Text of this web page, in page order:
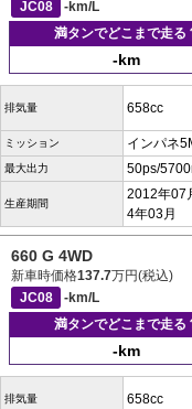
JC08
-km/L
満タンでどこまで走る
-km
排気量 658cc
ミッション インパネ
最大出力 50ps/
生産期間
2012年07
4年03月
660 G 4WD
新車時価格137.7万円(税込)
JC08
-km/L
満タンでどこまで走る
-km
排気量 658cc